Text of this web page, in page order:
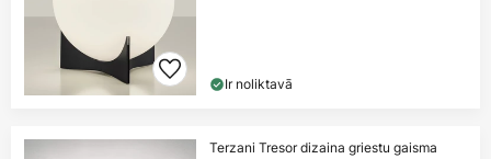
Ir noliktavā
Terzani Tresor dizaina griestu gaisma